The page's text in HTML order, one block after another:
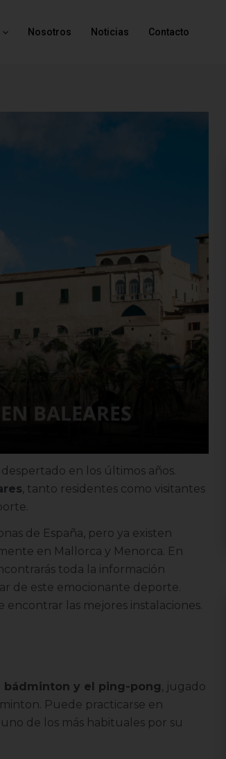
Nosotros Noticias Contacto
en los últimos años.
, tanto residentes como visitantes
de España, pero ya existen
en Mallorca y Menorca. En
toda la información
de este emocionante deporte.
las mejores instalaciones.
y el ping-pong , jugado
Puede practicarse en
de los más habituales por su